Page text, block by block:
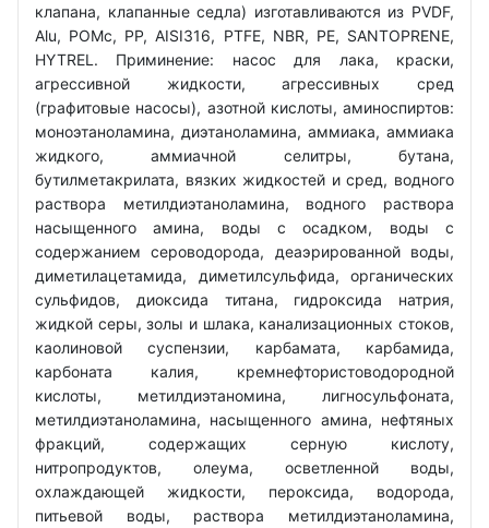
клапана, клапанные седла) изготавливаются из PVDF,
Alu, POMc, PP, AISI316, PTFE, NBR, PE, SANTOPRENE,
HYTREL. Приминение: насос для лака, краски,
агрессивной жидкости, агрессивных сред
(графитовые насосы), азотной кислоты, аминоспиртов:
моноэтаноламина, диэтаноламина, аммиака, аммиака
жидкого, аммиачной селитры, бутана,
бутилметакрилата, вязких жидкостей и сред, водного
раствора метилдиэтаноламина, водного раствора
насыщенного амина, воды с осадком, воды с
содержанием сероводорода, деаэрированной воды,
диметилацетамида, диметилсульфида, органических
сульфидов, диоксида титана, гидроксида натрия,
жидкой серы, золы и шлака, канализационных стоков,
каолиновой суспензии, карбамата, карбамида,
карбоната калия, кремнефтористоводородной
кислоты, метилдиэтаномина, лигносульфоната,
метилдиэтаноламина, насыщенного амина, нефтяных
фракций, содержащих серную кислоту,
нитропродуктов, олеума, осветленной воды,
охлаждающей жидкости, пероксида, водорода,
питьевой воды, раствора метилдиэтаноламина,